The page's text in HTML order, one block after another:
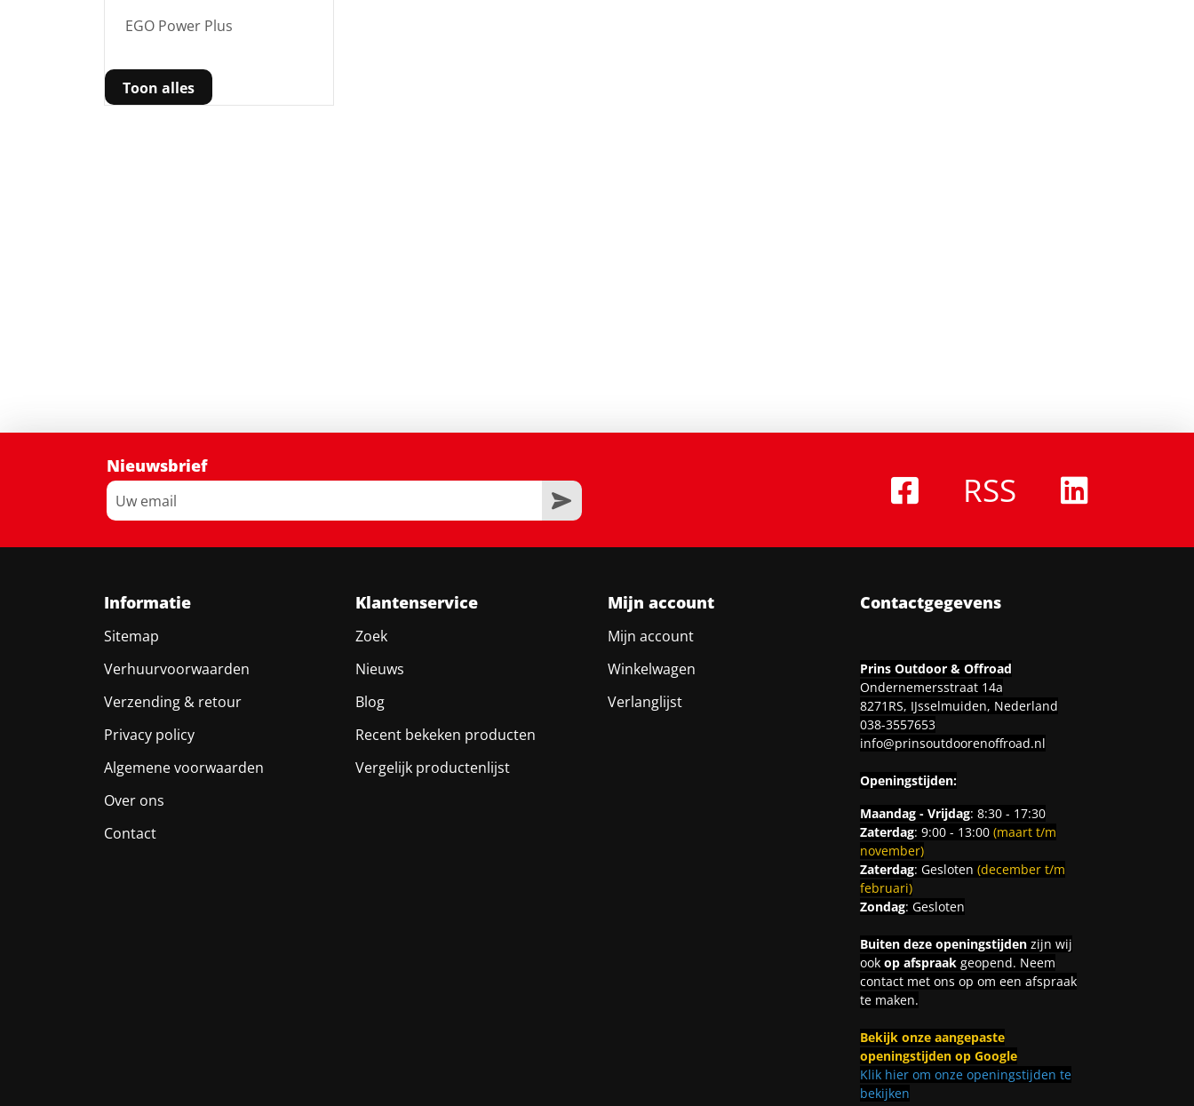
EGO Power Plus
Toon alles
Nieuwsbrief
RSS
Informatie
Sitemap
Verhuurvoorwaarden
Verzending & retour
Privacy policy
Algemene voorwaarden
Over ons
Contact
Klantenservice
Zoek
Nieuws
Blog
Recent bekeken producten
Vergelijk productenlijst
Mijn account
Mijn account
Winkelwagen
Verlanglijst
Contactgegevens
Prins Outdoor & Offroad
Ondernemersstraat 14a
8271RS, IJsselmuiden, Nederland
038-3557653
info@prinsoutdoorenoffroad.nl
Openingstijden:
Maandag - Vrijdag: 8:30 - 17:30
Zaterdag: 9:00 - 13:00 (maart t/m
november)
Zaterdag: Gesloten (december t/m
februari)
Zondag: Gesloten
Buiten deze openingstijdenzijn wij
ook op afspraakgeopend. Neem
contact met ons op om een afspraak
te maken.
Bekijk onze aangepaste
openingstijden op Google
Klik hier om onze openingstijden te
bekijken